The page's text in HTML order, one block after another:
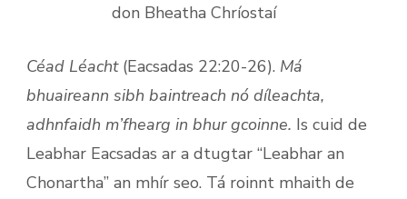
don Bheatha Chríostaí
Céad Léacht (Eacsadas 22:20-26). Má
bhuaireann sibh baintreach nó díleachta,
adhnfaidh m’fhearg in bhur gcoinne. Is cuid de
Leabhar Eacsadas ar a dtugtar “Leabhar an
Chonartha” an mhír seo. Tá roinnt mhaith de